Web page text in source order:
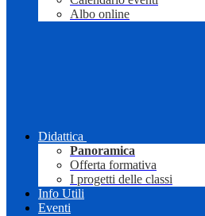
Albo online
Didattica
Panoramica
Offerta formativa
I progetti delle classi
Info Utili
Eventi